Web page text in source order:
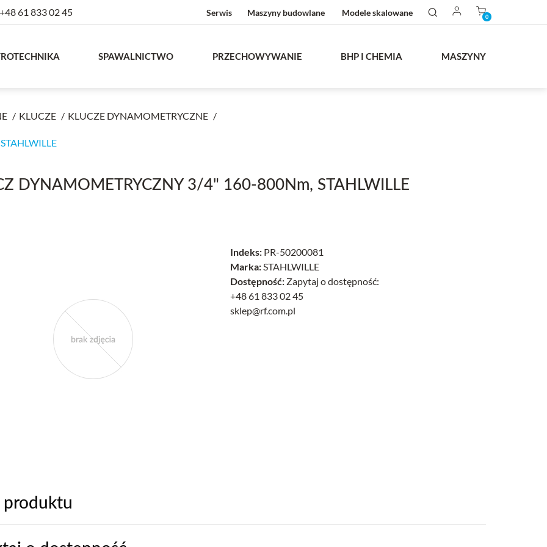
+48 61 833 02 45 Serwis Maszyny budowlane Modele skalowane 0
SPAWALNICTWO PRZECHOWYWANIE BHP I CHEMIA MASZYNY
KLUCZE KLUCZE DYNAMOMETRYCZNE
DYNAMOMETRYCZNY 3/4" 160-800Nm, STAHLWILLE
Indeks: PR-50200081
Marka:STAHLWILLE
Dostępność: Zapytaj o dostępność:
+48 61 833 02 45
sklep@rf.com.pl
produktu